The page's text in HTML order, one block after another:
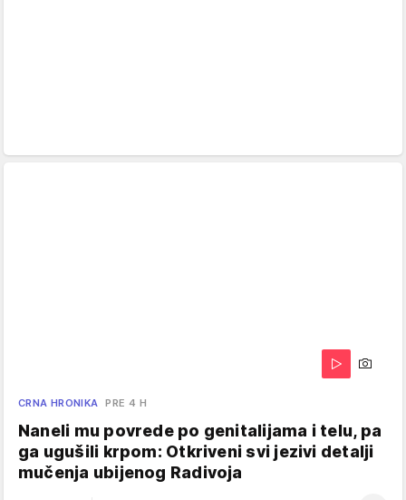
CRNA HRONIKA PRE 4 H
Naneli mu povrede po genitalijama i telu, pa
ga ugušili krpom: Otkriveni svi jezivi detalji
mučenja ubijenog Radivoja